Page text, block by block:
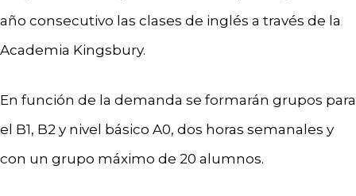
año consecutivo las clases de inglés a través de la
Academia Kingsbury.
En función de la demanda se formarán grupos para
el B1, B2 y nivel básico A0, dos horas semanales y
con un grupo máximo de 20 alumnos.